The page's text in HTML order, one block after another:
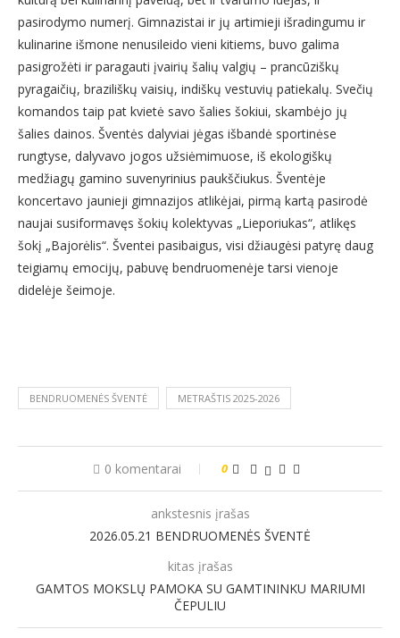
pasirodymo numerį. Gimnazistai ir jų artimieji išradingumu ir
kulinarine išmone nenusileido vieni kitiems, buvo galima
pasigrožėti ir paragauti įvairių šalių valgių – prancūziškų
pyragaičių, braziliškų vaisių, indiškų vestuvių patiekalų. Svečių
komandos taip pat kvietė savo šalies šokiui, skambėjo jų
šalies dainos. Šventės dalyviai jėgas išbandė sportinėse
rungtyse, dalyvavo jogos užsiėmimuose, iš ekologiškų
medžiagų gamino suvenyrinius paukščiukus. Šventėje
koncertavo jaunieji gimnazijos atlikėjai, pirmą kartą pasirodė
naujai susiformavęs šokių kolektyvas „Lieporiukas“, atlikęs
šokį „Bajorėlis“. Šventei pasibaigus, visi džiaugėsi patyrę daug
teigiamų emocijų, pabuvę bendruomenėje tarsi vienoje
didelėje šeimoje.
BENDRUOMENĖS ŠVENTĖ METRAŠTIS 2025-2026
0 komentarai 0
ankstesnis įrašas
2026.05.21 BENDRUOMENĖS ŠVENTĖ
kitas įrašas
GAMTOS MOKSLŲ PAMOKA SU GAMTININKU MARIUMI
ČEPULIU